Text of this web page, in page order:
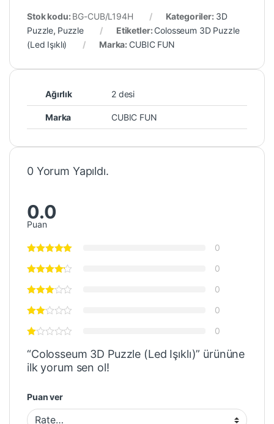
Stok kodu: BG-CUB/L194H Kategoriler: 3D
Puzzle, Puzzle Etiketler: Colosseum 3D Puzzle
(Led Işıklı)
Marka: CUBIC FUN
Ağırlık 2 desi
Marka CUBIC FUN
0 Yorum Yapıldı.
0.0
Puan
0
0
0
0
0
“Colosseum 3D Puzzle (Led Işıklı)” ürününe
ilk yorum sen ol!
Puan ver